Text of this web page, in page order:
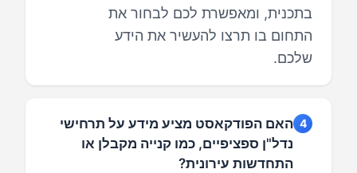
בתכנית, ומאפשרת לכם לבחור את
התחום בו תרצו להעשיר את הידע
שלכם.
4 האם הפודקאסט מציע מידע על תרחישי
נדל"ן ספציפיים, כמו קנייה מקבלן או
התחדשות עירונית?